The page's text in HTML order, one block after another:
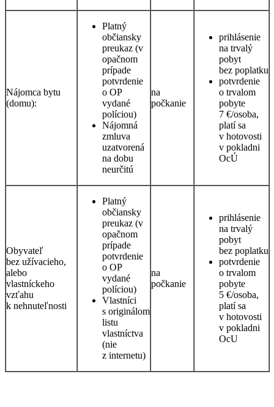
Nájomca bytu
(domu):
Platný
občiansky
preukaz (v
opačnom
prípade
potvrdenie
o OP
vydané
políciou)
Nájomná
zmluva
uzatvorená
na dobu
neurčitú
na
počkanie
prihlásenie
na trvalý
pobyt
bez poplatku
potvrdenie
o trvalom
pobyte
7 €/osoba,
platí sa
v hotovosti
v pokladni
OcÚ
Obyvateľ
bez užívacieho,
alebo
vlastníckeho
vzťahu
k nehnuteľnosti
Platný
občiansky
preukaz (v
opačnom
prípade
potvrdenie
o OP
vydané
políciou)
Vlastníci
s originálom
listu
vlastníctva
(nie
z internetu)
na
počkanie
prihlásenie
na trvalý
pobyt
bez poplatku
potvrdenie
o trvalom
pobyte
5 €/osoba,
platí sa
v hotovosti
v pokladni
OcU